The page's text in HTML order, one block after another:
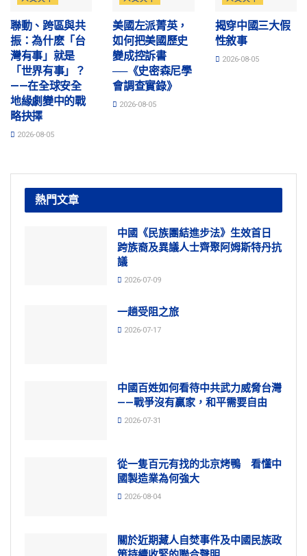
聯動、跨區與共
振：為什麽「台
灣有事」就是
「世界有事」？
——在全球安全
地緣劇變中的戰
略抉擇
2026-08-05
美國左派菁英，
如何把美國歷史
變成控訴書
──《史密森尼學
會調查實錄》
2026-08-05
揭穿中國三大假
性敘事
2026-08-05
熱門文章
中國《民族團結進步法》生效首日
跨族裔及異議人士齊聚阿姆斯特丹抗
議
2026-07-09
一趟受阻之旅
2026-07-17
中國百姓如何看待中共武力威脅台灣
——戰爭沒有贏家，和平需要自由
2026-07-31
從一隻百元有找的北京烤鴨 看懂中
國製造業為何強大
2026-08-04
關於近期藏人自焚事件及中國民族政